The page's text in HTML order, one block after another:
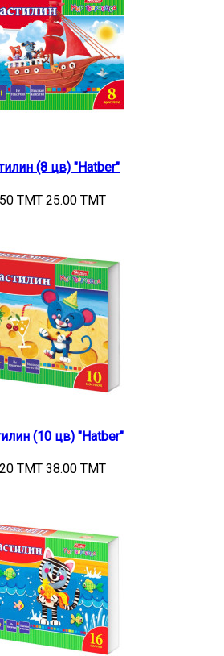
(8 цв) "Hatber"
TMT 25.00 TMT
(10 цв) "Hatber"
TMT 38.00 TMT